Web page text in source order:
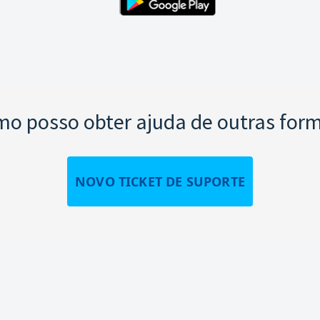
posso obter ajuda de outras
NOVO TICKET DE SUPORTE